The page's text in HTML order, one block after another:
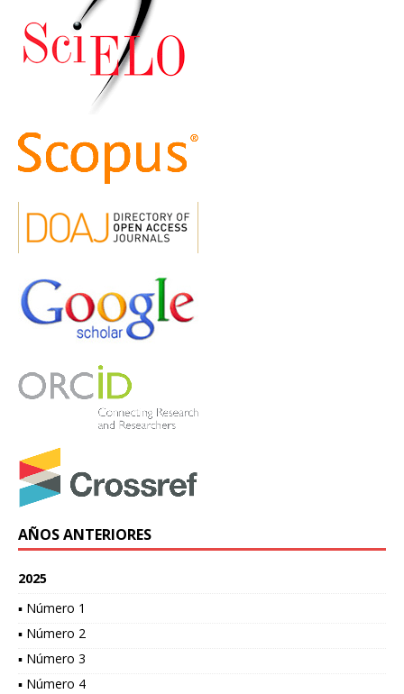
AÑOS ANTERIORES
2025
▪ Número 1
▪ Número 2
▪ Número 3
▪ Número 4